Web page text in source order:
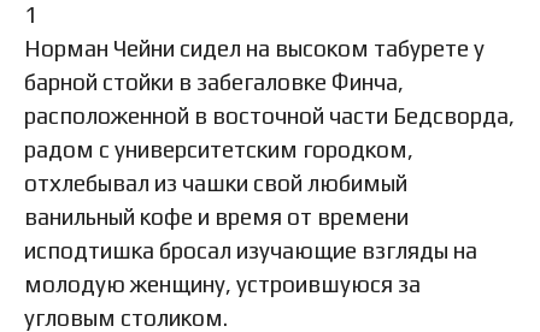
1
Норман Чейни сидел на высоком табурете у
барной стойки в забегаловке Финча,
расположенной в восточной части Бедсворда,
радом с университетским городком,
отхлебывал из чашки свой любимый
ванильный кофе и время от времени
исподтишка бросал изучающие взгляды на
молодую женщину, устроившуюся за
угловым столиком.